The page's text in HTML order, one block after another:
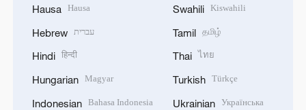
Hausa Hausa
Hebrew עברית
Hindi हिन्दी
Hungarian Magyar
Indonesian Bahasa Indonesia
Swahili Kiswahili
Tamil தமிழ்
Thai ไทย
Turkish Türkçe
Ukrainian Українська